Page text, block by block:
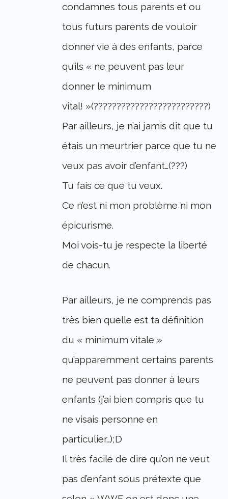
condamnes tous parents et ou
tous futurs parents de vouloir
donner vie à des enfants, parce
qu’ils « ne peuvent pas leur
donner le minimum
vital! »(?????????????????????????)
Par ailleurs, je n’ai jamis dit que tu
étais un meurtrier parce que tu ne
veux pas avoir d’enfant…(???)
Tu fais ce que tu veux.
Ce n’est ni mon problème ni mon
épicurisme.
Moi vois-tu je respecte la liberté
de chacun.
Par ailleurs, je ne comprends pas
très bien quelle est ta définition
du « minimum vitale »
qu’apparemment certains parents
ne peuvent pas donner à leurs
enfants (j’ai bien compris que tu
ne visais personne en
particulier…);D
Il très facile de dire qu’on ne veut
pas d’enfant sous prétexte que